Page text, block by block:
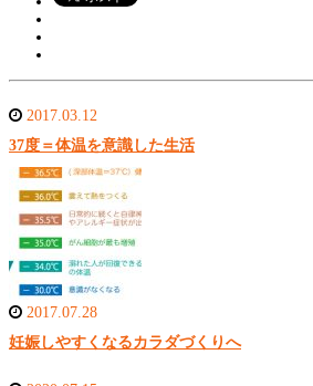
2017.03.12
37度＝体温を意識した生活
2017.07.28
妊娠しやすくなるカラダづくりへ